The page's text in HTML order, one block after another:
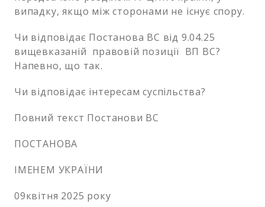
випадку, якщо між сторонами не існує спору.
Чи відповідає Постанова ВС від 9.04.25
вищевказаній правовій позиції ВП ВС?
Напевно, що так.
Чи відповідає інтересам суспільства?
Повний текст Постанови ВС
ПОСТАНОВА
ІМЕНЕМ УКРАЇНИ
09квітня 2025 року